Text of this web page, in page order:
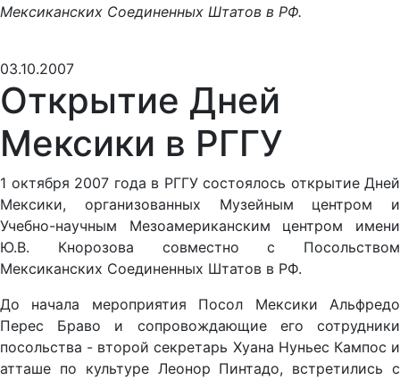
Мексиканских Соединенных Штатов в РФ.
03.10.2007
Открытие Дней
Мексики в РГГУ
1 октября 2007 года в РГГУ состоялось открытие Дней
Мексики, организованных Музейным центром и
Учебно-научным Мезоамериканским центром имени
Ю.В. Кнорозова совместно с Посольством
Мексиканских Соединенных Штатов в РФ.
До начала мероприятия Посол Мексики Альфредо
Перес Браво и сопровождающие его сотрудники
посольства - второй секретарь Хуана Нуньес Кампос и
атташе по культуре Леонор Пинтадо, встретились с